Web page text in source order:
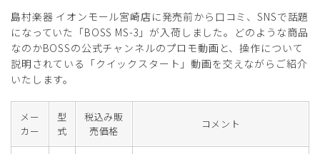
島村楽器 イオンモール宮崎店に発売前から口コミ、SNSで話題
になっていた「BOSS MS-3」が入荷しました。どのような商品
なのかBOSSの公式チャンネルのプロモ動画と、操作について
説明されている「クイックスタート」動画を交えながらご紹介
いたします。
メー
カー
型
式
税込み販
売価格
コメント